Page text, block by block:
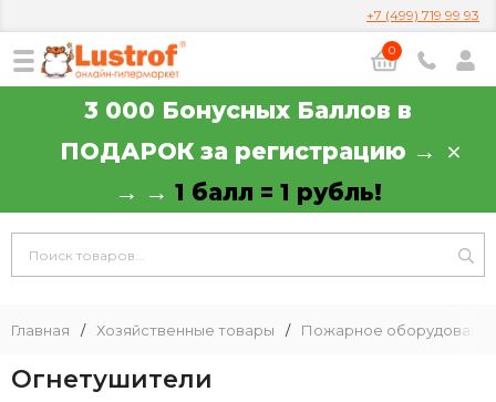
+7 (499) 719 99 93
0
3 000 Бонусных Баллов в
ПОДАРОК за регистрацию →
→ → 1 балл = 1 рубль!
Главная / Хозяйственные товары / Пожарное
Огнетушители